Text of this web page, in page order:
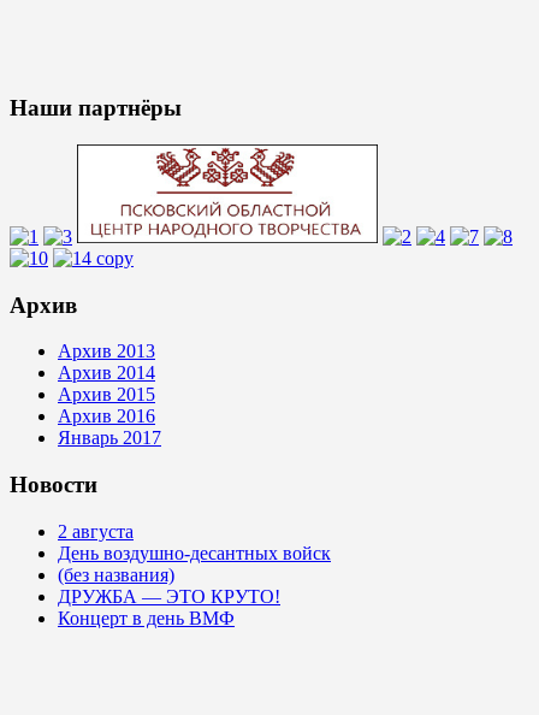
Наши партнёры
Архив
Архив 2013
Архив 2014
Архив 2015
Архив 2016
Январь 2017
Новости
2 августа
День воздушно-десантных войск
(без названия)
ДРУЖБА — ЭТО КРУТО!
Концерт в день ВМФ